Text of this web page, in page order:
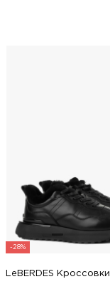
-28%
LeBERDES Кроссовки